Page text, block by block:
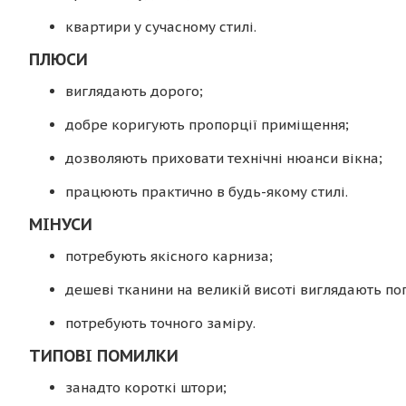
квартири у сучасному стилі.
ПЛЮСИ
виглядають дорого;
добре коригують пропорції приміщення;
дозволяють приховати технічні нюанси вікна;
працюють практично в будь-якому стилі.
МІНУСИ
потребують якісного карниза;
дешеві тканини на великій висоті виглядають
потребують точного заміру.
ТИПОВІ ПОМИЛКИ
занадто короткі штори;